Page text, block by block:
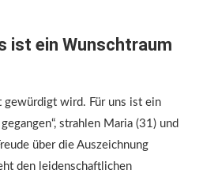
ist ein Wunschtraum
gewürdigt wird. Für uns ist ein
strahlen Maria (31) und
über die Auszeichnung
den leidenschaftlichen